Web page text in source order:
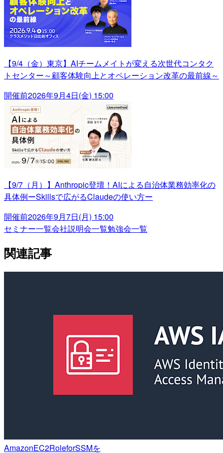
【9/4（金）東京】AIチームメイトが変える次世代コンタク
トセンター～顧客体験向上とオペレーション改革の最前線～
開催前2026年9月4日(金) 15:00
【9/7（月）】Anthropic登壇！AIによる自治体業務効率化の
具体例ーSkillsで広がるClaudeの使い方ー
開催前2026年9月7日(月) 15:00
セミナー一覧会社説明会一覧勉強会一覧
関連記事
AmazonEC2RoleforSSMを